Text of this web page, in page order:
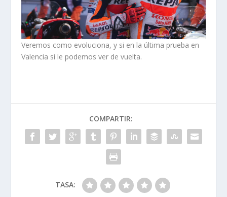
Veremos como evoluciona, y si en la última prueba en
Valencia si le podemos ver de vuelta.
COMPARTIR:
TASA: